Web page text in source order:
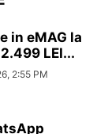
in eMAG la
LEI...
2:55 PM